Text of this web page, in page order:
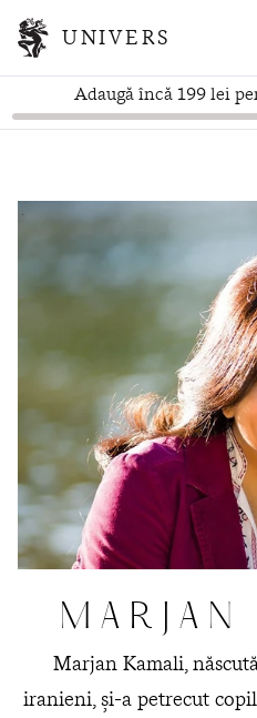
UNIVERS
Adaugă încă 199 lei
Marjan Kamali,
iranieni, și-a petrecut